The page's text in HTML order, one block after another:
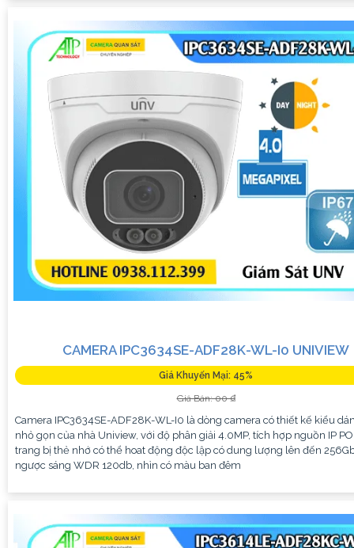
CAMERA IPC3634SE-ADF28K-WL-I0 UNIVIEW
Giá Khuyến Mại: 45%
Giá Bán: 00 ₫
Camera IPC3634SE-ADF28K-WL-I0 là dòng camera có thiết kế kiểu
nhỏ gọn của nhà Uniview, với độ phân giải 4.0MP, tích hợp nguồn IP
trang bị thẻ nhớ có thể hoat động độc lập có dung lượng lên đến
ngược sáng WDR 120db, nhìn có màu ban đêm